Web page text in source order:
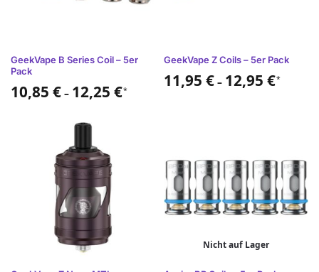
GeekVape B Series Coil – 5er
Pack
10,85 € – 12,25 €*
GeekVape Z Coils – 5er Pack
11,95 € – 12,95 €*
Nicht auf Lager